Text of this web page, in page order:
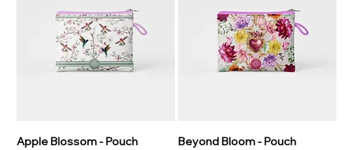
Apple Blossom - Pouch Beyond Bloom - Pouch